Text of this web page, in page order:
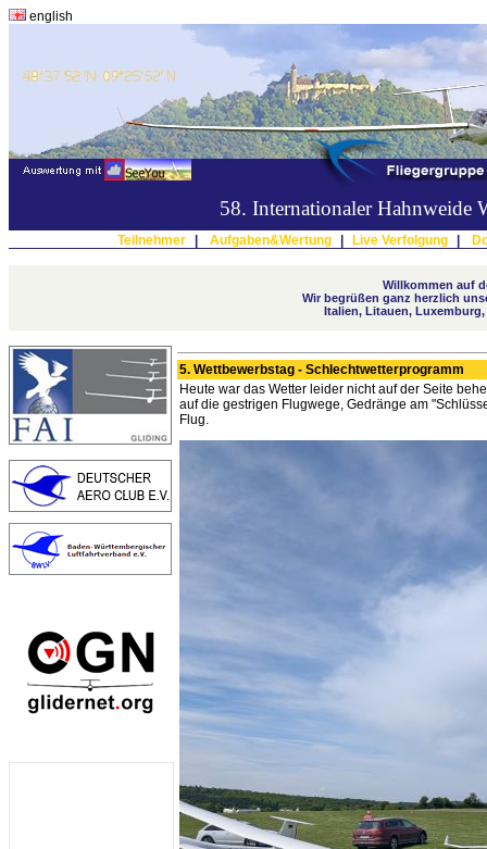
english
58. Internationaler Hahnweide
Teilnehmer Aufgaben&Wertung Live Verfolgung
Willkommen auf
Wir begrüßen ganz herzlich
Italien, Litauen,
5. Wettbewerbstag - Schlechtwetterprogramm
Heute war das Wetter leider nicht auf der Seite
auf die gestrigen Flugwege, Gedränge am
Flug.